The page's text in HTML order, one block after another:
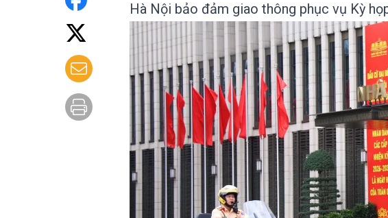
Hà Nội bảo đảm giao thông phục vụ Kỳ